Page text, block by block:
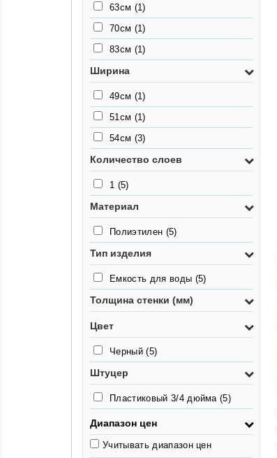
63см (1)
70см (1)
83см (1)
Ширина
49см (1)
51см (1)
54см (3)
Количество слоев
1 (5)
Материал
Полиэтилен (5)
Тип изделия
Емкость для воды (5)
Толщина стенки (мм)
Цвет
Черный(5)
Штуцер
Пластиковый 3/4 дюйма(5)
Диапазон цен
Учитывать диапазон цен